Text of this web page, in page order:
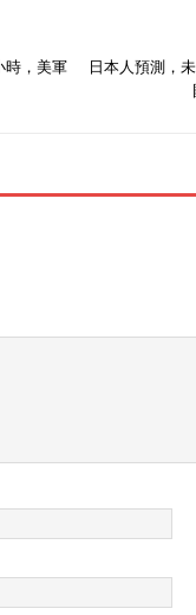
時，美軍
日本人預測，